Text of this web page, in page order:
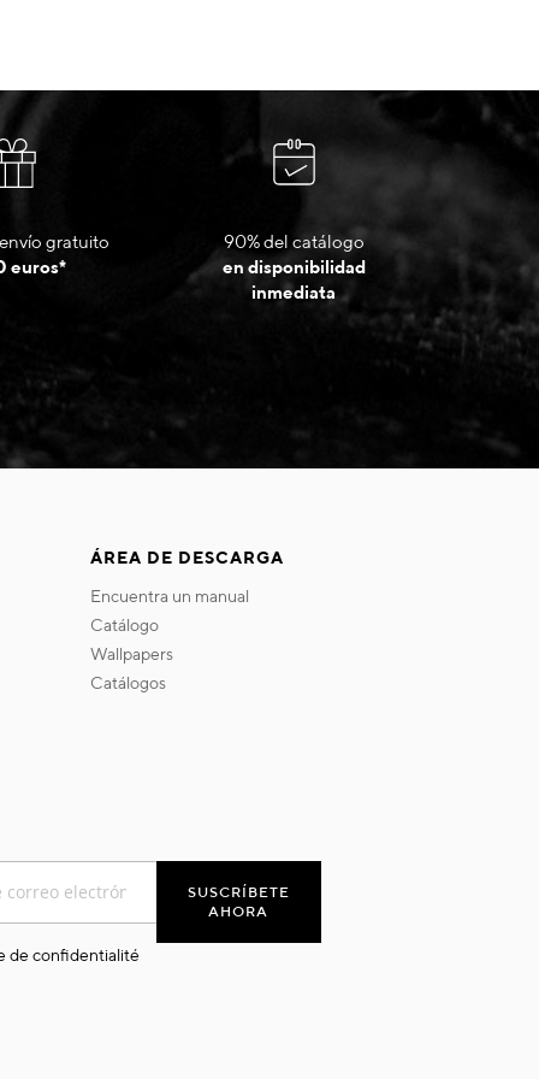
gratuito
euros*
90% del catálogo
en disponibilidad
inmediata
ÁREA DE DESCARGA
encuentra un manual
catálogo
wallpapers
catálogos
SUSCRÍBETE
AHORA
de confidentialité